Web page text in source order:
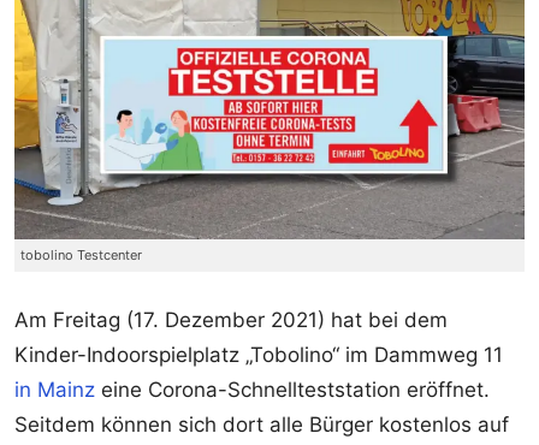
tobolino Testcenter
Am Freitag (17. Dezember 2021) hat bei dem
Kinder-Indoorspielplatz „Tobolino“ im Dammweg 11
in Mainz eine Corona-Schnellteststation eröffnet.
Seitdem können sich dort alle Bürger kostenlos auf